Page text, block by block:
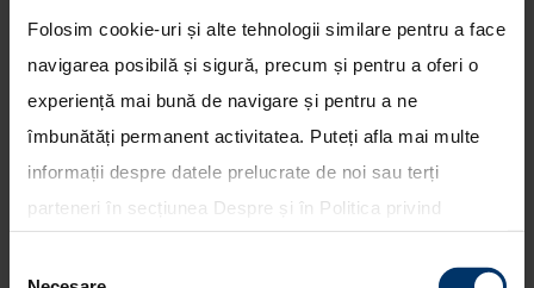
Folosim cookie-uri și alte tehnologii similare pentru a face
navigarea posibilă și sigură, precum și pentru a oferi o
experiență mai bună de navigare și pentru a ne
îmbunătăți permanent activitatea. Puteți afla mai multe
informații despre datele prelucrate de noi sau terți
parteneri în secțiunea Despre și în Politica privind
toate cookie-urile, una sau mai multe categorii sau să